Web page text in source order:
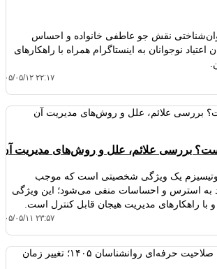
نقش جو عاطفی خانواده و احساس
نوجوانان به اینستاگرام همراه با راهکارهای
۱۴۰۵/۰۵/۱۲
بررسی علائم، علل و روش‌های مدیریت آن
یک ویژگی شخصیتی است که موجب
به استرس و احساسات منفی می‌شود؛ این ویژگی
با راهکارهای مدیریت هیجان قابل کنترل است.
۱۴۰۵/۰۵/۱۱